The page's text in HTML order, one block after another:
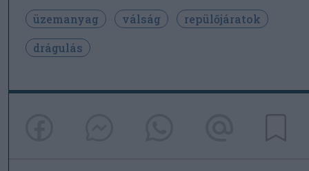
üzemanyag válság
repülőjáratok
drágulás